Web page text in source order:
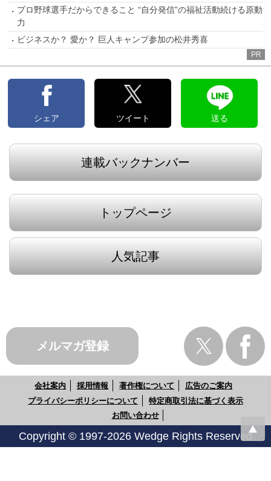
プロ野球選手だからできること “自分発信”の福祉活動続ける原動
力
ビジネスか？ 愛か？ 巨人キャンプ参加の松井秀喜
PR
シェア ツイート 送る
連載バックナンバー
トップページ
人気記事
メルマガ登録
会社案内 採用情報 著作権について
広告のご案内
プライバシーポリシーについて
特定商取引法に基づく表示
お問い合わせ
Copyright © 1997-2026 Wedge Rights Reserved